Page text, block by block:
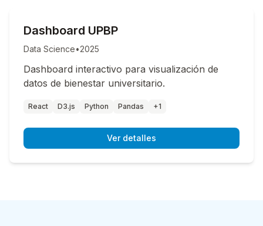
Dashboard UPBP
Data Science•2025
Dashboard interactivo para visualización de
datos de bienestar universitario.
React D3.js Python Pandas +1
Ver detalles